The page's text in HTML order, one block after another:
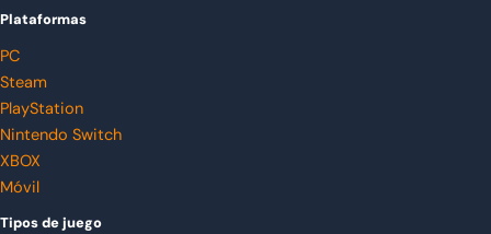
Plataformas
PC
Steam
PlayStation
Nintendo Switch
XBOX
Móvil
Tipos de juego